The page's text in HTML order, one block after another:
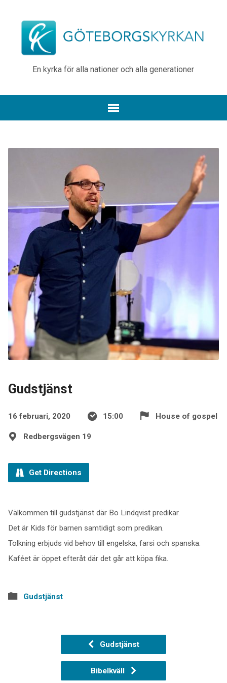
En kyrka för alla nationer och alla generationer
Gudstjänst
16 februari, 2020 15:00 House of gospel
Redbergsvägen 19
Get Directions
Välkommen till gudstjänst där Bo Lindqvist predikar.
Det är Kids för barnen samtidigt som predikan.
Tolkning erbjuds vid behov till engelska, farsi och spanska.
Kaféet är öppet efteråt där det går att köpa fika.
Gudstjänst
Gudstjänst
Bibelkväll